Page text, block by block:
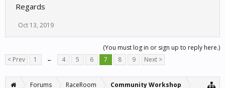
Regards
Oct 13, 2019
(You must log in or sign up to reply here.)
< Prev
1 ← 4 5 6 7 8 9 Next >
Forums RaceRoom Community Workshop